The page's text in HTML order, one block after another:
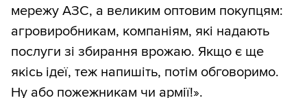
мережу АЗС, а великим оптовим покупцям:
агровиробникам, компаніям, які надають
послуги зі збирання врожаю. Якщо є ще
якісь ідеї, теж напишіть, потім обговоримо.
Ну або пожежникам чи армії!».